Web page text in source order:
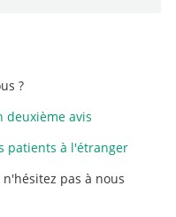
?
deuxième avis
patients à l'étranger
pas à nous